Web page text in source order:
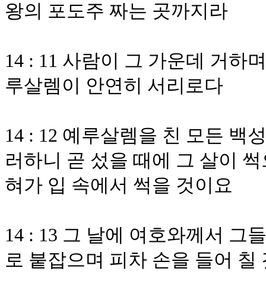
왕의 포도주 짜는 곳까지라
14 : 11 사람이 그 가운데 거하
루살렘이 안연히 서리로다
14 : 12 예루살렘을 친 모든 백
러하니 곧 섰을 때에 그 살이
혀가 입 속에서 썩을 것이요
14 : 13 그 날에 여호와께서 그
로 붙잡으며 피차 손을 들어 칠